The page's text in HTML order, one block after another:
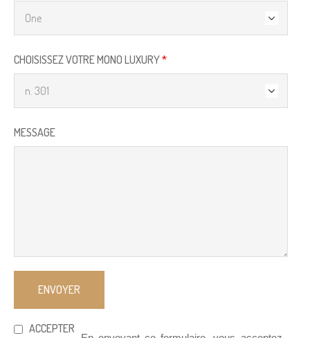
CHOISISSEZ VOTRE MONO LUXURY*
MESSAGE
ACCEPTER